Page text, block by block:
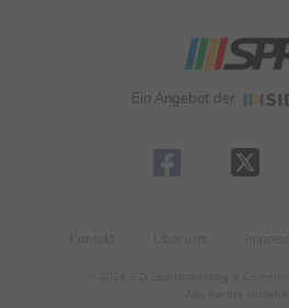
Ein Angebot der